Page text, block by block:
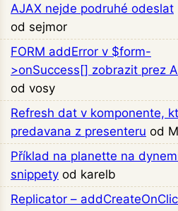
AJAX nejde podruhé odeslat
od sejmor
FORM addError v $form-
>onSuccess[] zobrazit prez
od vosy
Refresh dat v komponente,
predavana z presenteru od
Příklad na planette na
snippety od karelb
Replicator –